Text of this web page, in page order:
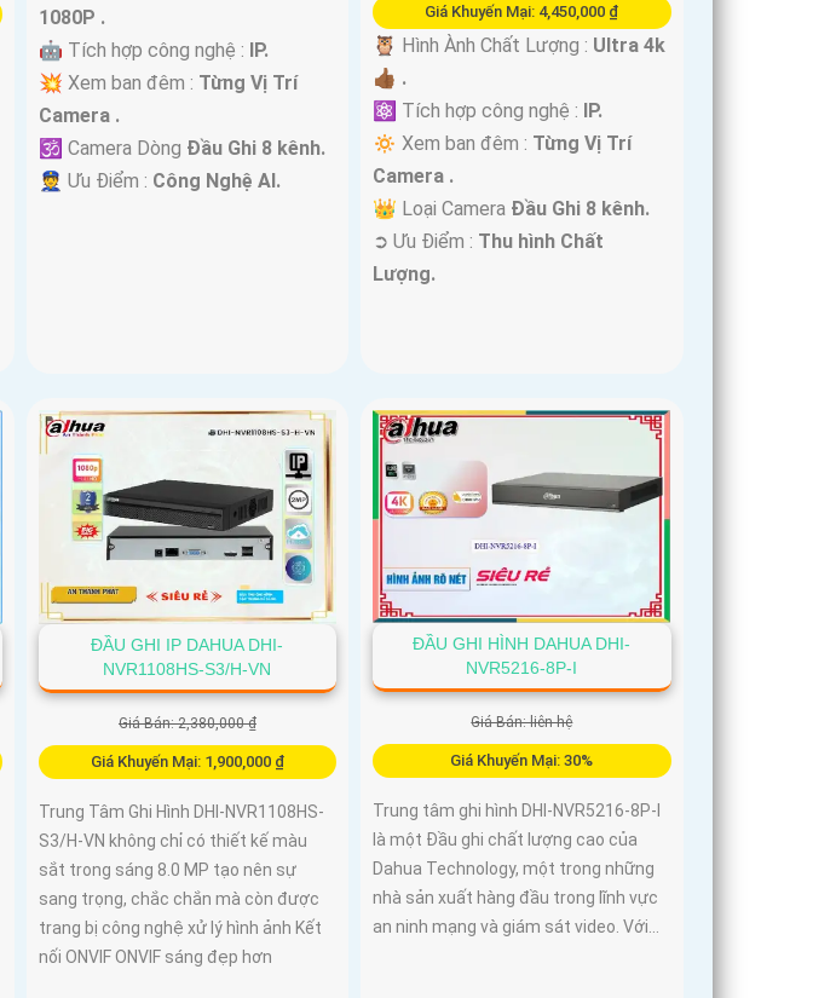
1080P .
🤖️ Tích hợp công nghệ :
IP.
💥 Xem ban đêm : Từng Vị Trí
Camera .
🕉️ Camera Dòng Đầu Ghi 8 kênh.
️👮 Ưu Điểm : Công Nghệ AI.
Giá Khuyến Mại: 4,450,000 ₫
🦉 Hình Ành Chất Lượng : Ultra 4k
👍🏾 .
⚛️ Tích hợp công nghệ : IP.
🔅 Xem ban đêm : Từng Vị Trí
Camera .
👑 Loại Camera Đầu Ghi 8 kênh.
️➲ Ưu Điểm : Thu hình Chất
Lượng.
ĐẦU GHI IP DAHUA DHI-
NVR1108HS-S3/H-VN
Giá Bán: 2,380,000 ₫
Giá Khuyến Mại: 1,900,000 ₫
Trung Tâm Ghi Hình DHI-NVR1108HS-
S3/H-VN không chỉ có thiết kế màu
sắt trong sáng 8.0 MP tạo nên sự
sang trọng, chắc chắn mà còn được
trang bị công nghệ xử lý hình ảnh Kết
nối ONVIF ONVIF sáng đẹp hơn
ĐẦU GHI HÌNH DAHUA DHI-
NVR5216-8P-I
Giá Bán: liên hệ
Giá Khuyến Mại: 30%
Trung tâm ghi hình DHI-NVR5216-8P-I
là một Đầu ghi chất lượng cao của
Dahua Technology, một trong những
nhà sản xuất hàng đầu trong lĩnh vực
an ninh mạng và giám sát video. Với...